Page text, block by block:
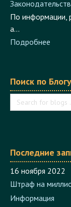
​По информации,
а...
Подробнее
16 ноября 2022
Штраф на
Информация
Дело врачей